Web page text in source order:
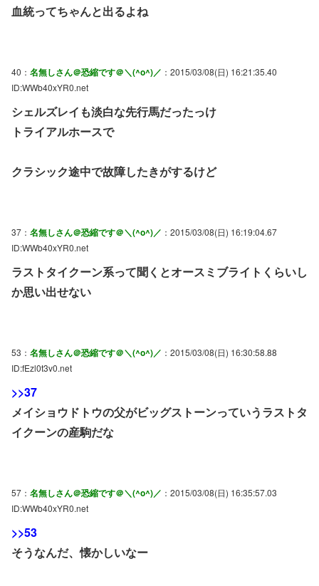
血統ってちゃんと出るよね
40： 名無しさん＠恐縮です＠＼(^o^)／ ：2015/03/08(日) 16:21:35.40
ID:WWb40xYR0.net
シェルズレイも淡白な先行馬だったっけ
トライアルホースで
クラシック途中で故障したきがするけど
37： 名無しさん＠恐縮です＠＼(^o^)／ ：2015/03/08(日) 16:19:04.67
ID:WWb40xYR0.net
ラストタイクーン系って聞くとオースミブライトくらいし
か思い出せない
53： 名無しさん＠恐縮です＠＼(^o^)／ ：2015/03/08(日) 16:30:58.88
ID:fEzl0t3v0.net
>>37
メイショウドトウの父がビッグストーンっていうラストタ
イクーンの産駒だな
57： 名無しさん＠恐縮です＠＼(^o^)／ ：2015/03/08(日) 16:35:57.03
ID:WWb40xYR0.net
>>53
そうなんだ、懐かしいなー